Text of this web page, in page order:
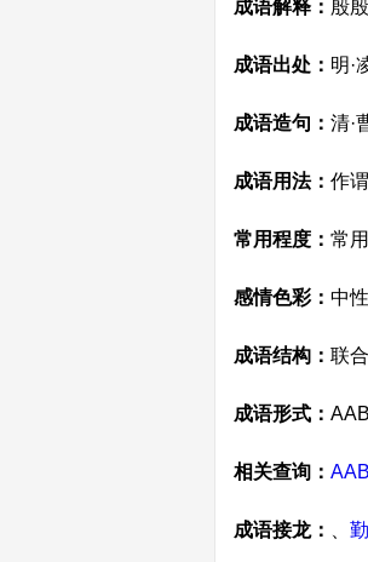
成语解释： 殷
成语出处： 明·
成语造句： 清·
成语用法： 作
常用程度： 常
感情色彩： 中
成语结构： 联
成语形式：
相关查询：
成语接龙：